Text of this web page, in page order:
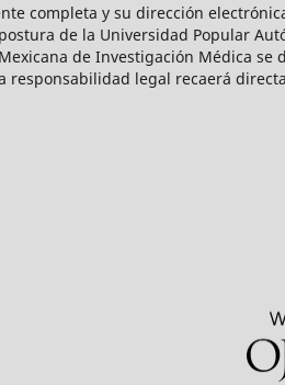
completa y su dirección
de la Universidad Popular
de Investigación Médica se
responsabilidad legal recaerá